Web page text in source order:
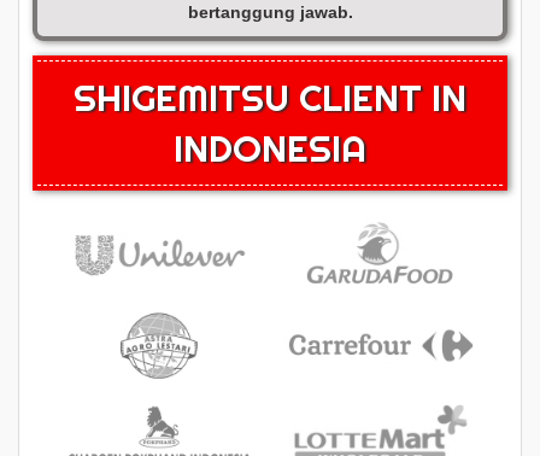
bertanggung jawab.
SHIGEMITSU CLIENT IN
INDONESIA